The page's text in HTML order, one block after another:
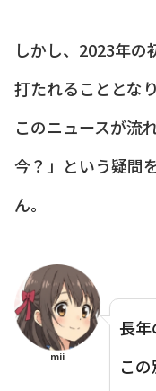
しかし、2023年
打たれることとな
このニュースが流
今？」という疑問
ん。
mii
長年
こ